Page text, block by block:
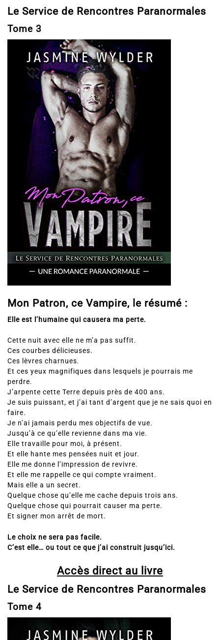
Le Service de Rencontres Paranormales
Tome 3
Mon Patron, ce Vampire, le résumé :
Elle est l’humaine qui causera ma perte.
Cette nuit avec elle ne m’a pas suffit.
Ces courbes délicieuses.
Ces lèvres charnues.
Et ces yeux magnifiques dans lesquels je pourrais me
perdre.
J’arpente cette Terre depuis près de 400 ans.
Je suis puissant, et j’ai tant d’argent que je ne sais quoi en
faire.
Je n’ai jamais perdu mes objectifs de vue.
Jusqu’à ce qu’elle revienne dans ma vie.
Elle travaille pour moi, à présent.
Et elle hante mes pensées nuit et jour.
Elle me donne l’impression de revivre.
Et elle me rappelle ce qui compte vraiment.
Mais elle a un secret.
Quelque chose qu’elle me cache depuis trois ans.
Quelque chose qui pourrait causer ma perte.
Et signer mon arrêt de mort.
Le choix ne sera pas facile.
C’est elle… ou tout ce que j’ai construit jusqu’ici.
Accès direct au livre
Le Service de Rencontres Paranormales
Tome 4